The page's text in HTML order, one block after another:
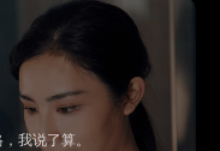
我说了算。